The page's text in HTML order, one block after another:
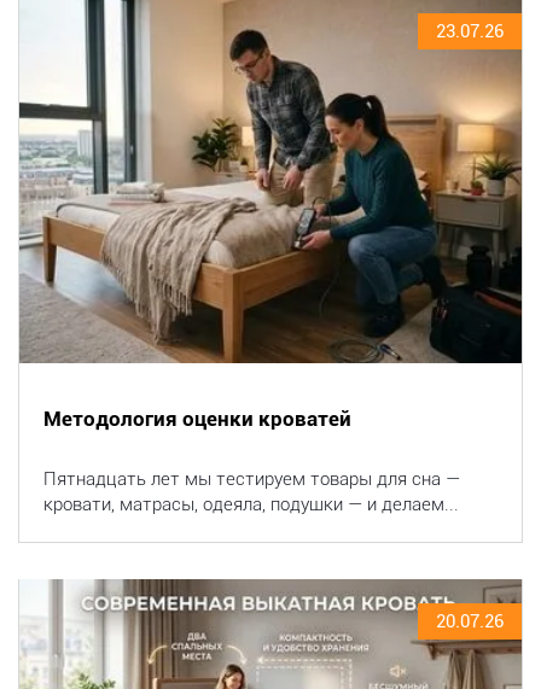
23.07.26
Методология оценки кроватей
Пятнадцать лет мы тестируем товары для сна —
кровати, матрасы, одеяла, подушки — и делаем...
20.07.26